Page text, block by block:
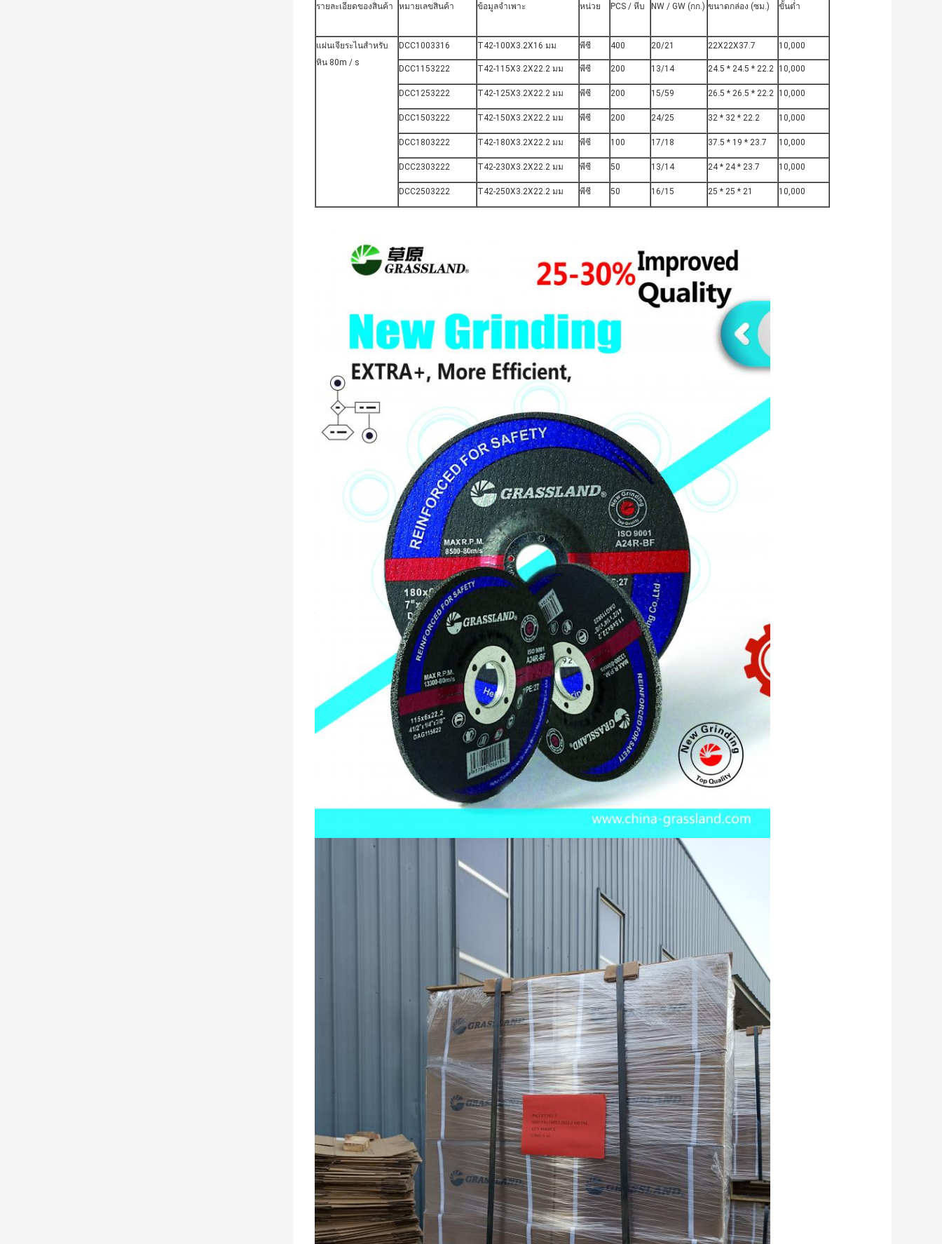
รายละเอียดของสินค้า หมายเลขสินค้า ข้อมูลจำเพาะ หน่วย PCS / หีบ NW / GW (กก.) ขนาดกล่อง (ซม.) ขั้นต่ำ
แผ่นเจียระไนสำหรับ
หิน 80m / s
DCC1003316 T42-100X3.2X16 มม พีซี 400 20/21 22X22X37.7 10,000
DCC1153222 T42-115X3.2X22.2 มม พีซี 200 13/14 24.5 * 24.5 * 22.2 10,000
DCC1253222 T42-125X3.2X22.2 มม พีซี 200 15/59 26.5 * 26.5 * 22.2 10,000
DCC1503222 T42-150X3.2X22.2 มม พีซี 200 24/25 32 * 32 * 22.2 10,000
DCC1803222 T42-180X3.2X22.2 มม พีซี 100 17/18 37.5 * 19 * 23.7 10,000
DCC2303222 T42-230X3.2X22.2 มม พีซี 50 13/14 24 * 24 * 23.7 10,000
DCC2503222 T42-250X3.2X22.2 มม พีซี 50 16/15 25 * 25 * 21 10,000